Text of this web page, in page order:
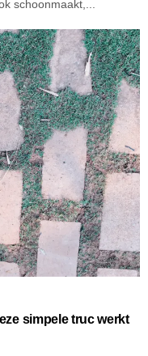
schoonmaakt,...
simpele truc werkt